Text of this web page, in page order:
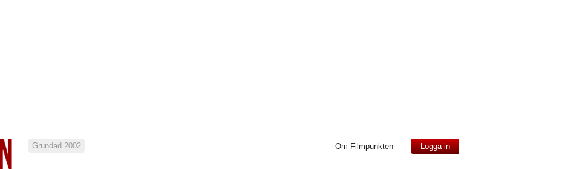
Grundad 2002 Om Filmpunkten Logga in